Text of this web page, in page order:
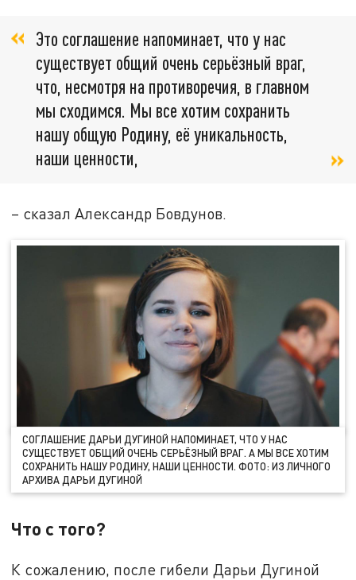
Это соглашение напоминает, что у нас
существует общий очень серьёзный враг,
что, несмотря на противоречия, в главном
мы сходимся. Мы все хотим сохранить
нашу общую Родину, её уникальность,
наши ценности,
– сказал Александр Бовдунов.
СОГЛАШЕНИЕ ДАРЬИ ДУГИНОЙ НАПОМИНАЕТ, ЧТО У НАС
СУЩЕСТВУЕТ ОБЩИЙ ОЧЕНЬ СЕРЬЁЗНЫЙ ВРАГ. А МЫ ВСЕ ХОТИМ
СОХРАНИТЬ НАШУ РОДИНУ, НАШИ ЦЕННОСТИ. ФОТО: ИЗ ЛИЧНОГО
АРХИВА ДАРЬИ ДУГИНОЙ
Что с того?
К сожалению, после гибели Дарьи Дугиной